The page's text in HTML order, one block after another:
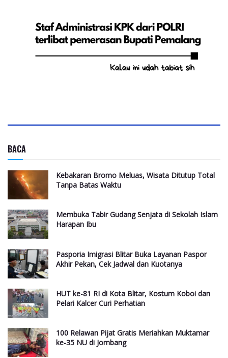
BACA
Kebakaran Bromo Meluas, Wisata Ditutup Total
Tanpa Batas Waktu
Membuka Tabir Gudang Senjata di Sekolah Islam
Harapan Ibu
Pasporia Imigrasi Blitar Buka Layanan Paspor
Akhir Pekan, Cek Jadwal dan Kuotanya
HUT ke-81 RI di Kota Blitar, Kostum Koboi dan
Pelari Kalcer Curi Perhatian
100 Relawan Pijat Gratis Meriahkan Muktamar
ke-35 NU di Jombang